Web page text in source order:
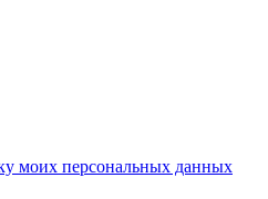
моих персональных данных